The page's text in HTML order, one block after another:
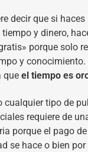
decir que si
y dinero,
porque solo
y conocimiento.
que el tiempo es
cualquier tipo de
requiere de
porque el pago de
se hace o bien por